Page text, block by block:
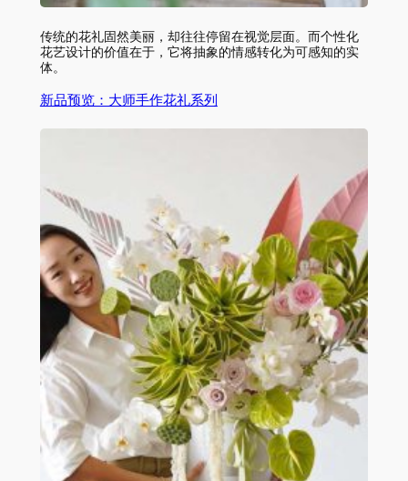
传统的花礼固然美丽，却往往停留在视觉层面。而个性化
花艺设计的价值在于，它将抽象的情感转化为可感知的实
体。
新品预览：大师手作花礼系列